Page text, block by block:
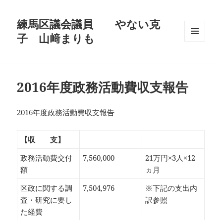
練馬区議会議員 やない克
子 山﨑まりも
2016年度政務活動費収支報告
2016年度政務活動費収支報告
【収 支】
政務活動費交付
額
7,560,000
21万円×3人×12
ヵ月
区政に関する調
査・研究に要し
た経費
7,504,976
※下記の支出内
訳参照